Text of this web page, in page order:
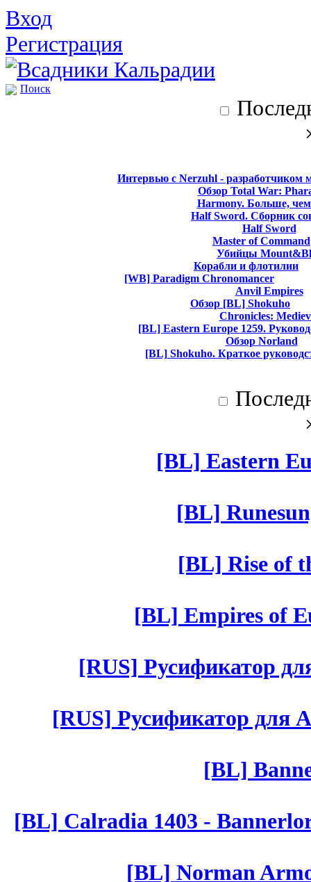
Вход
Регистрация
Поиск
Интервью с Nerzuhl - разработчиком
Обзор Total War:
Harmony. Больше,
Half Sword. Сборник
Half Sword
Master of Command
Убийцы
Корабли и флотилии
[WB] Paradigm Chronomancer
Anvil Empires
Обзор [BL] Shokuho
Chronicles:
[BL] Eastern Europe 1259.
Обзор Norland
[BL] Shokuho. Краткое
[BL] Eastern
[BL]
[BL] Rise of
[BL] Empires of
[RUS] Русификатор
[RUS] Русификатор для
[BL]
[BL] Calradia 1403 -
[BL] Norman